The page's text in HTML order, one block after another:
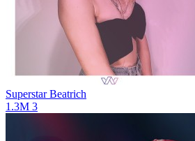
Superstar Beatrich
1.3M 3